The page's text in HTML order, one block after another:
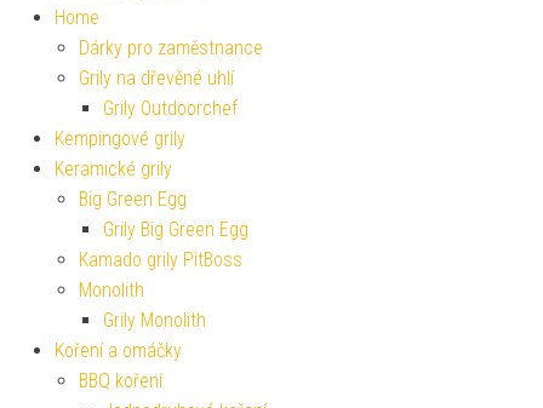
Home
Dárky pro zaměstnance
Grily na dřevěné uhlí
Grily Outdoorchef
Kempingové grily
Keramické grily
Big Green Egg
Grily Big Green Egg
Kamado grily PitBoss
Monolith
Grily Monolith
Koření a omáčky
BBQ koření